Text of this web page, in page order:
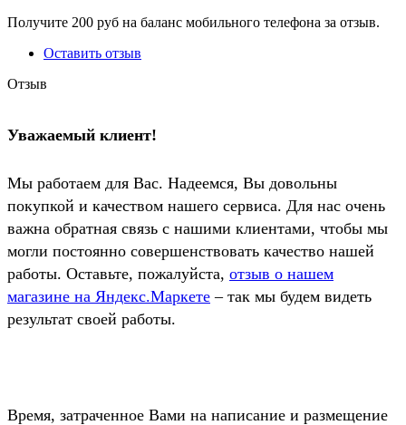
Получите 200 руб на баланс мобильного телефона за отзыв.
Оставить отзыв
Отзыв
Уважаемый клиент!
Мы работаем для Вас. Надеемся, Вы довольны
покупкой и качеством нашего сервиса. Для нас очень
важна обратная связь с нашими клиентами, чтобы мы
могли постоянно совершенствовать качество нашей
работы. Оставьте, пожалуйста, отзыв о нашем
магазине на Яндекс.Маркете – так мы будем видеть
результат своей работы.
Время, затраченное Вами на написание и размещение